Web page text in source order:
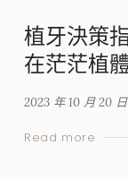
植牙決策
在茫茫植
2023 年 10 月 20 日
Read more